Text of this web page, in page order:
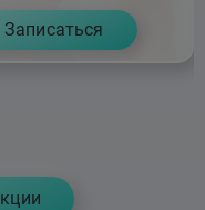
Записаться